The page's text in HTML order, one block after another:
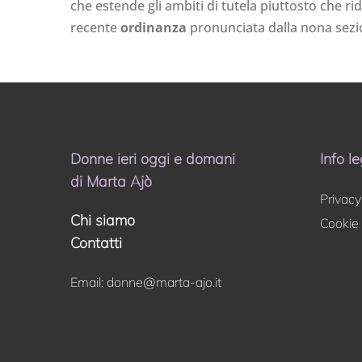
che estende gli ambiti di tutela piuttosto che
recenteordinanza pronunciata dalla nona
Donne ieri oggi e domani
di Marta Ajò
Chi siamo
Contatti
Email: donne@marta-ajo.it
Info